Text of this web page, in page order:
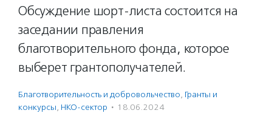
Обсуждение шорт-листа состоится на
заседании правления
благотворительного фонда, которое
выберет грантополучателей.
Благотвори­тель­ность и доброволь­чест­во, Гранты и
конкурсы, НКО-сектор · 18.06.2024